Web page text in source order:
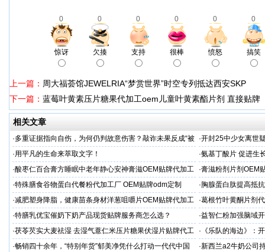
0 0 0 0 0 0
惊讶 欠揍 支持 很棒 愤怒 搞笑
上一篇： 周大福荟馆JEWELRIA“梦赏世界”时空专列抵达西安SKP
下一篇： 蓝莓叶黄素压片糖果代加工oem儿童叶黄素酯片剂 直接贴牌
相关文章
·多重证据指向自伤，为何仍判故意伤害？敲诈未果反成“被
害人”
·开封25中少女离世
查引家属强烈质疑
·用平凡的生命来萃取文字！ ·氨基丁酸片 促进生
家
·酸枣仁百合膏方睡眠中老年静心安神膏滋OEM贴牌代加工
厂
·膏滋粉剂片剂OEM
·特殊膳食谷物蛋白代餐粉代加工厂 OEM贴牌odm定制 · 胸腺蛋白肽提高抵
服务商
·减肥塑身降脂，健康苗条身材洋葱咀嚼片OEM贴牌代加工
服务商
·葛根竹叶黄酮片剂
专业
·特膳乳优宝催奶下奶产品现货贴牌服务商怎么选？ ·益智仁粉加强脑域
·茯苓芡实大麦祛湿 去湿气薏仁米压片糖果伏湿片贴牌代工 · 《乐队的海边》：
穿越丛林
·畅销四十余年，“特别年货”郁美净凭什么打动一代代中国
·新西兰a2牛奶公司